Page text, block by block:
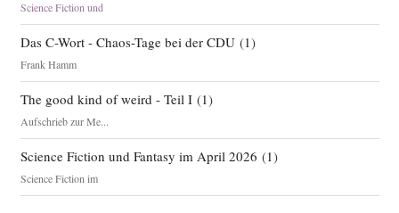
Science Fiction und
Das C-Wort - Chaos-Tage bei der CDU(1)
Frank Hamm
The good kind of weird - Teil I(1)
Aufschrieb zur Me...
Science Fiction und Fantasy im April 2026 (1)
Science Fiction im